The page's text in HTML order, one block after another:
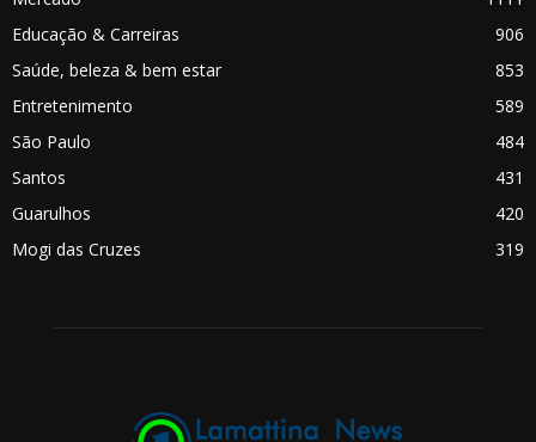
Educação & Carreiras
906
Saúde, beleza & bem estar
853
Entretenimento
589
São Paulo
484
Santos
431
Guarulhos
420
Mogi das Cruzes
319